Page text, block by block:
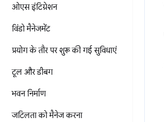
ओएस इंटिग्रेशन
विंडो मैनेजमेंट
प्रयोग के तौर पर शुरू की गई सुविधाएं
टूल और डीबग
भवन निर्माण
जटिलता को मैनेज करना